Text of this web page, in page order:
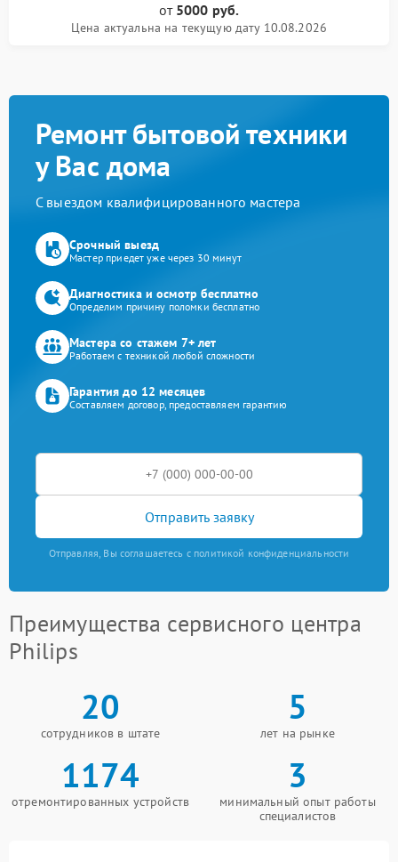
от 5000 руб.
Цена актуальна на текущую дату 10.08.2026
Ремонт бытовой техники
у Вас дома
С выездом квалифицированного мастера
Срочный выезд
Мастер приедет уже через 30 минут
Диагностика и осмотр бесплатно
Определим причину поломки бесплатно
Мастера со стажем 7+ лет
Работаем с техникой любой сложности
Гарантия до 12 месяцев
Составляем договор, предоставляем гарантию
Отправить заявку
Отправляя, Вы соглашаетесь с политикой конфиденциальности
Преимущества сервисного центра
Philips
20
сотрудников в штате
5
лет на рынке
1174
отремонтированных устройств
3
минимальный опыт работы
специалистов